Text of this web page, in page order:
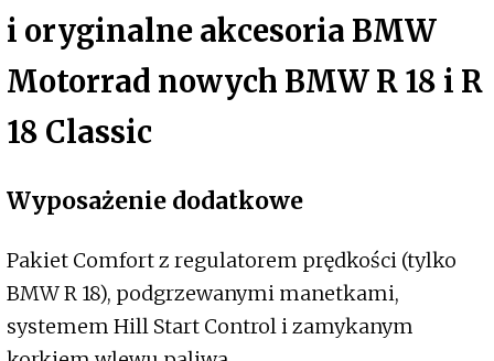
i oryginalne akcesoria BMW
Motorrad nowych BMW R 18 i R
18 Classic
Wyposażenie dodatkowe
Pakiet Comfort z regulatorem prędkości (tylko
BMW R 18), podgrzewanymi manetkami,
systemem Hill Start Control i zamykanym